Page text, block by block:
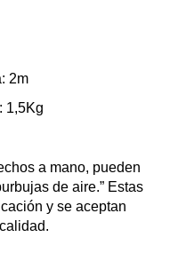
: 2m
1,5Kg
a mano, pueden
de aire.” Estas
y se aceptan
calidad.